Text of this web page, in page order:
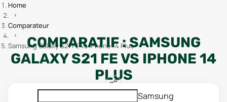
Home
Comparateur
Samsung Galaxy S21 FE vs iPhone 14 Plus
COMPARATIF :SAMSUNG
GALAXY S21 FEVS IPHONE 14
PLUS
Samsung